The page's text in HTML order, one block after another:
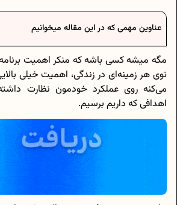
عناوین مهمی که در این مقاله میخوانیم
مگه میشه کسی باشه که منکر اهمیت
توی هر زمینه‌ای در زندگی، اهمیت خیلی
می‌کنه روی عملکرد خودمون نظارت
اهدافی که داریم برسیم.